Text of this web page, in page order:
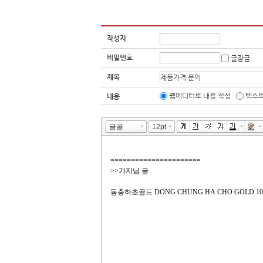
작성자
비밀번호 글잠금
제목
내용 웹에디터로 내용 작성 텍스